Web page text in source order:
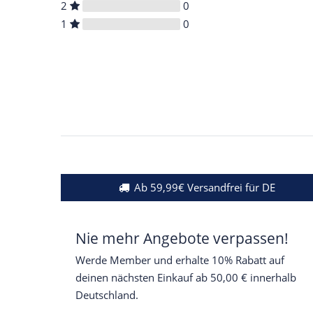
2
0
1
0
Ab 59,99€ Versandfrei für DE
Nie mehr Angebote verpassen!
Werde Member und erhalte 10% Rabatt auf
deinen nächsten Einkauf ab 50,00 € innerhalb
Deutschland.